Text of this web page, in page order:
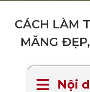
CÁCH LÀM
MĂNG
Nội